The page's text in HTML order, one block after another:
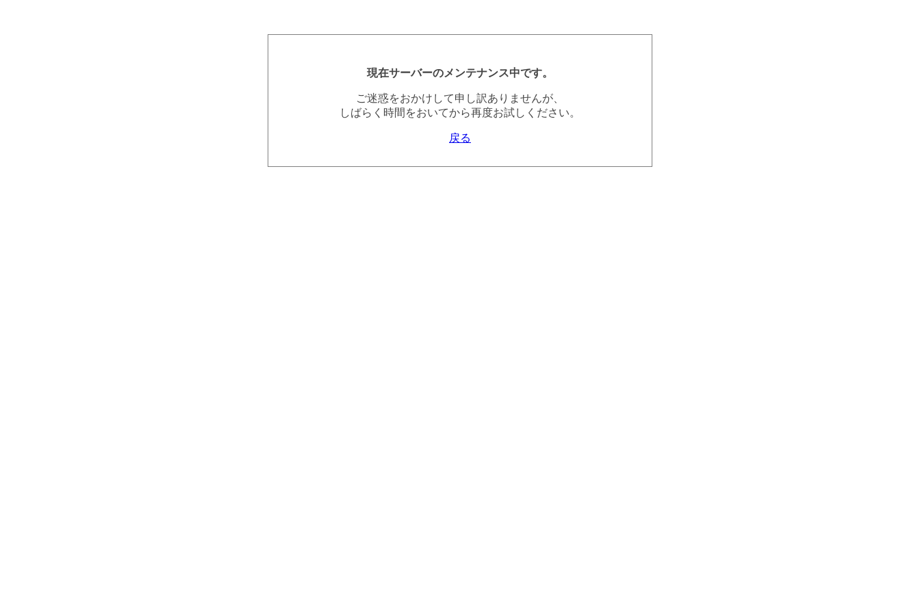
現在サーバーのメンテナンス中です。
ご迷惑をおかけして申し訳ありませんが、
しばらく時間をおいてから再度お試しください。
戻る